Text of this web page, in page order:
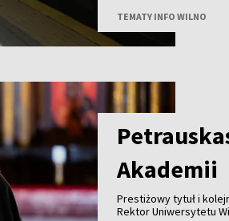
TEMATY INFO WILNO
Akademii
Prestiżowy tytuł i
Rektor Uniwersytetu